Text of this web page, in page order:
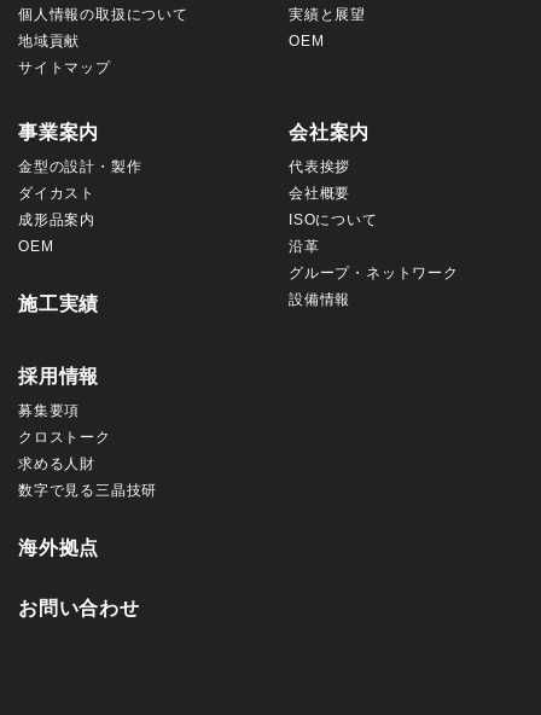
個人情報の取扱について
地域貢献
サイトマップ
実績と展望
OEM
事業案内
金型の設計・製作
ダイカスト
成形品案内
OEM
施工実績
会社案内
代表挨拶
会社概要
ISOについて
沿革
グループ・ネットワーク
設備情報
採用情報
募集要項
クロストーク
求める人財
数字で見る三晶技研
海外拠点
お問い合わせ